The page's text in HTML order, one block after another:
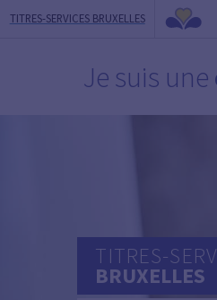
TITRES-SERVICES BRUXELLES
Je suis une
TITRES-
BRUXELLES